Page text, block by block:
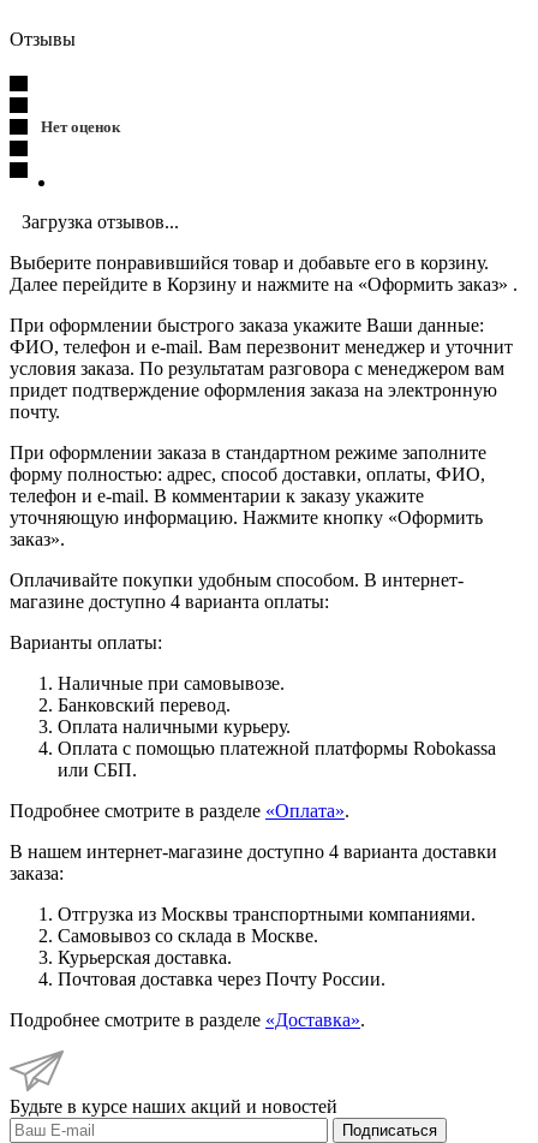
Отзывы
Нет оценок
Загрузка отзывов...
Выберите понравившийся товар и добавьте его в корзину.
Далее перейдите в Корзину и нажмите на «Оформить заказ» .
При оформлении быстрого заказа укажите Ваши данные:
ФИО, телефон и e-mail. Вам перезвонит менеджер и уточнит
условия заказа. По результатам разговора с менеджером вам
придет подтверждение оформления заказа на электронную
почту.
При оформлении заказа в стандартном режиме заполните
форму полностью: адрес, способ доставки, оплаты, ФИО,
телефон и e-mail. В комментарии к заказу укажите
уточняющую информацию. Нажмите кнопку «Оформить
заказ».
Оплачивайте покупки удобным способом. В интернет-
магазине доступно 4 варианта оплаты:
Варианты оплаты:
Наличные при самовывозе.
Банковский перевод.
Оплата наличными курьеру.
Оплата с помощью платежной платформы Robokassa
или СБП.
Подробнее смотрите в разделе «Оплата».
В нашем интернет-магазине доступно 4 варианта доставки
заказа:
Отгрузка из Москвы транспортными компаниями.
Самовывоз со склада в Москве.
Курьерская доставка.
Почтовая доставка через Почту России.
Подробнее смотрите в разделе «Доставка».
Будьте в курсе наших акций и новостей
Подписаться